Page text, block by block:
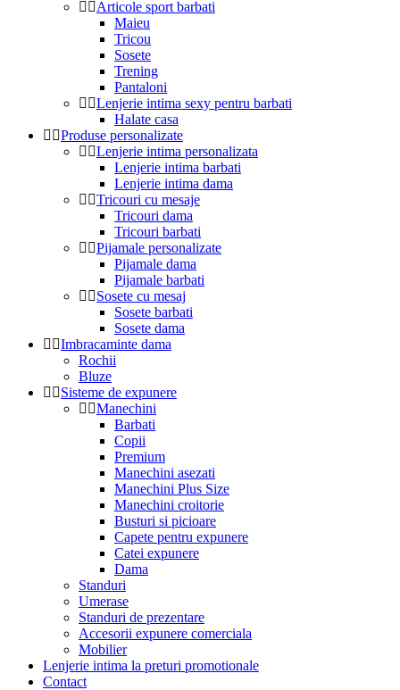
Articole sport barbati
Maieu
Tricou
Sosete
Trening
Pantaloni
Lenjerie intima sexy pentru barbati
Halate casa
Produse personalizate
Lenjerie intima personalizata
Lenjerie intima barbati
Lenjerie intima dama
Tricouri cu mesaje
Tricouri dama
Tricouri barbati
Pijamale personalizate
Pijamale dama
Pijamale barbati
Sosete cu mesaj
Sosete barbati
Sosete dama
Imbracaminte dama
Rochii
Bluze
Sisteme de expunere
Manechini
Barbati
Copii
Premium
Manechini asezati
Manechini Plus Size
Manechini croitorie
Busturi si picioare
Capete pentru expunere
Catei expunere
Dama
Standuri
Umerase
Standuri de prezentare
Accesorii expunere comerciala
Mobilier
Lenjerie intima la preturi promotionale
Contact